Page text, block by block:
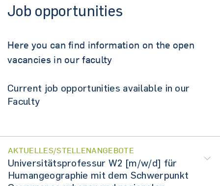
Job opportunities
Here you can find information on the open
vacancies in our faculty
Current job opportunities available in our
Faculty
AKTUELLES/STELLENANGEBOTE
Universitätsprofessur W2 [m/w/d] für
Humangeographie mit dem Schwerpunkt